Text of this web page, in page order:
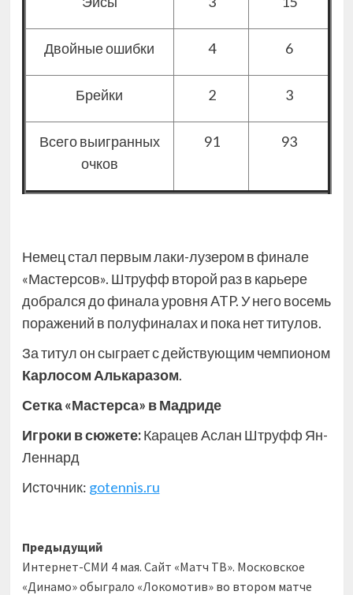
Двойные ошибки 4 6
Брейки 2 3
Всего выигранных
очков
91 93
Немец стал первым лаки-лузером в финале
«Мастерсов». Штруфф второй раз в карьере
добрался до финала уровня ATP. У него восемь
поражений в полуфиналах и пока нет титулов.
За титул он сыграет с действующим чемпионом
Карлосом Алькаразом.
Сетка «Мастерса» в Мадриде
Игроки в сюжете:Карацев Аслан Штруфф Ян-
Леннард
Источник: gotennis.ru
Навигация
записи
Предыдущий
Интернет-СМИ 4 мая. Сайт «Матч ТВ». Московское
«Динамо» обыграло «Локомотив» во втором матче